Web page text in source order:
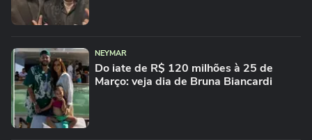
NEYMAR
Do iate de R$ 120 milhões à 25 de
Março: veja dia de Bruna Biancardi